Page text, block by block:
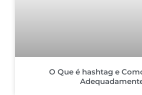
O Que é hashtag e